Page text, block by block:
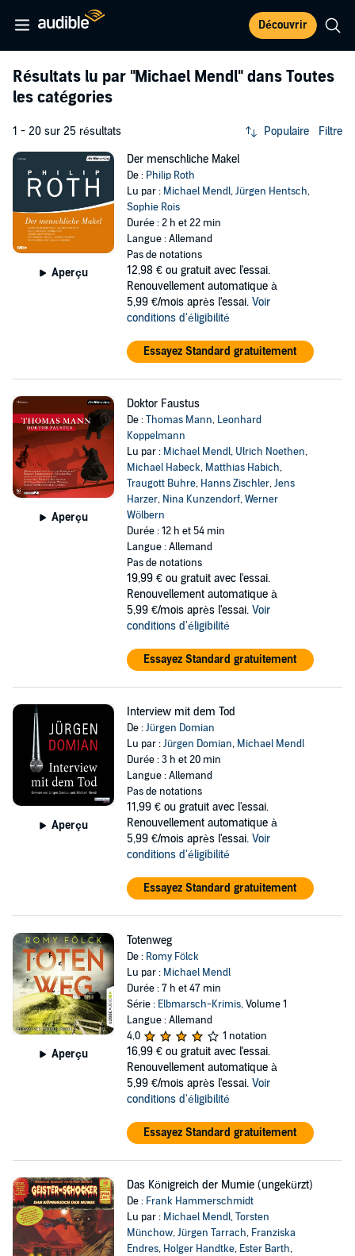
Découvrir
Résultats lu par "Michael Mendl" dans Toutes
les catégories
1 - 20 sur 25 résultats Populaire Filtre
Aperçu
Der menschliche Makel
De : Philip Roth
Lu par : Michael Mendl,Jürgen Hentsch,
Sophie Rois
Durée : 2 h et 22 min
Langue : Allemand
Pas de notations
12,98 € ou gratuit avec l'essai.
Renouvellement automatique à
5,99 €/mois après l'essai. Voir
conditions d'éligibilité
Essayez Standard gratuitement
Aperçu
Doktor Faustus
De :Thomas Mann, Leonhard
Koppelmann
Lu par : Michael Mendl, Ulrich Noethen,
Michael Habeck, Matthias Habich,
Traugott Buhre, Hanns Zischler,Jens
Harzer, Nina Kunzendorf,Werner
Wölbern
Durée : 12 h et 54 min
Langue : Allemand
Pas de notations
19,99 € ou gratuit avec l'essai.
Renouvellement automatique à
5,99 €/mois après l'essai. Voir
conditions d'éligibilité
Essayez Standard gratuitement
Aperçu
Interview mit dem Tod
De :Jürgen Domian
Lu par :Jürgen Domian, Michael Mendl
Durée : 3 h et 20 min
Langue : Allemand
Pas de notations
11,99 € ou gratuit avec l'essai.
Renouvellement automatique à
5,99 €/mois après l'essai. Voir
conditions d'éligibilité
Essayez Standard gratuitement
Aperçu
Totenweg
De : Romy Fölck
Lu par : Michael Mendl
Durée : 7 h et 47 min
Série : Elbmarsch-Krimis, Volume 1
Langue : Allemand
4,0
1 notation
16,99 € ou gratuit avec l'essai.
Renouvellement automatique à
5,99 €/mois après l'essai. Voir
conditions d'éligibilité
Essayez Standard gratuitement
Das Königreich der Mumie (ungekürzt)
De : Frank Hammerschmidt
Lu par : Michael Mendl,Torsten
Münchow,Jürgen Tarrach, Franziska
Endres, Holger Handtke, Ester Barth,